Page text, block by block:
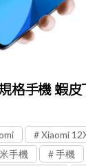
格手機 蝦皮
Xiaomi
手機 手機